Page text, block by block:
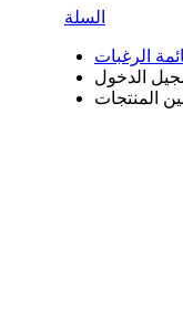
السلة
الرغبات
الدخول
المنتجات